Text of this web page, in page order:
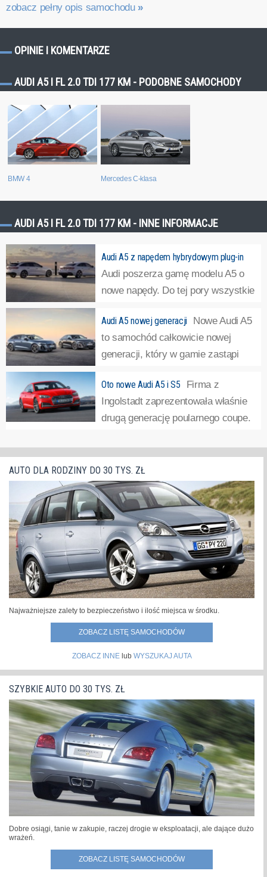
zobacz pełny opis samochodu »
OPINIE I KOMENTARZE
AUDI A5 I FL 2.0 TDI 177 KM - PODOBNE SAMOCHODY
BMW 4 Mercedes C-klasa
AUDI A5 I FL 2.0 TDI 177 KM - INNE INFORMACJE
Audi A5 z napędem hybrydowym plug-in
Audi poszerza gamę modelu A5 o
nowe napędy. Do tej pory wszystkie
pomocą układu miękkiej hybrydy. Teraz Audi A5 będzie
można również podłączyć do prądu. »
Audi A5 nowej generacji
Nowe Audi A5
to samochód całkowicie nowej
generacji, który w gamie zastąpi
zakresie nazewnictwa. Parzyste cyfry będą przeznaczone
dla samochodów elektrycznych, a nieparzyste -
spalinowych. »
Oto nowe Audi A5 i S5
Firma z
Ingolstadt zaprezentowała właśnie
drugą generację poularnego coupe.
podkreślającymi usportowiony charakter. Karoseria
»
AUTO DLA RODZINY DO 30 TYS. ZŁ
Najważniejsze zalety to bezpieczeństwo i ilość miejsca w środku.
ZOBACZ LISTĘ SAMOCHODÓW
ZOBACZ INNElub WYSZUKAJ AUTA
SZYBKIE AUTO DO 30 TYS. ZŁ
Dobre osiągi, tanie w zakupie, raczej drogie w eksploatacji, ale dające dużo
wrażeń.
ZOBACZ LISTĘ SAMOCHODÓW